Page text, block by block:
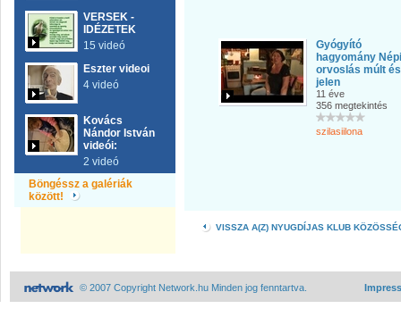
VERSEK -
IDÉZETEK
15 videó
Eszter videoi
4 videó
Kovács
Nándor István
videói:
2 videó
Böngéssz a galériák
között!
Gyógyító
hagyomány Népi
orvoslás múlt és
jelen
11 éve
356 megtekintés
szilasiilona
VISSZA A(Z) NYUGDÍJAS KLUB
© 2007 Copyright Network.hu Minden jog fenntartva.